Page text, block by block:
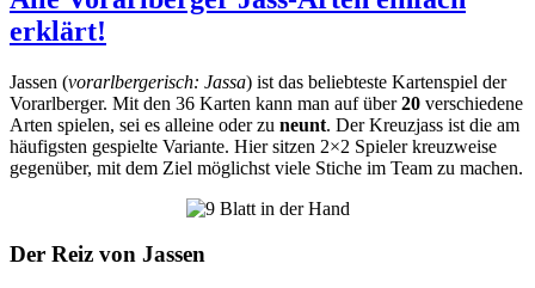
erklärt!
Jassen (vorarlbergerisch: Jassa) ist das beliebteste Kartenspiel der
Vorarlberger. Mit den 36 Karten kann man auf über20 verschiedene
Arten spielen, sei es alleine oder zu neunt. Der Kreuzjass ist die am
häufigsten gespielte Variante. Hier sitzen 2×2 Spieler kreuzweise
gegenüber, mit dem Ziel möglichst viele Stiche im Team zu machen.
Der Reiz von Jassen